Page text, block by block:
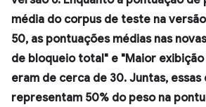
média do corpus de teste na
50, as pontuações médias nas
de bloqueio total" e "Maior
eram de cerca de 30. Juntas, essas
representam 50% do peso na